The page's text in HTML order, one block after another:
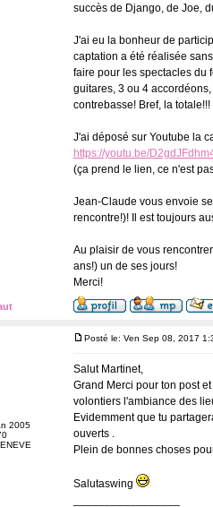
succès de Django, de Joe,
J'ai eu la bonheur de
captation a été réalisée
faire pour les spectacles du
guitares, 3 ou 4
contrebasse! Bref, la totale!!!
J'ai déposé sur Youtube la
https://youtu.be/
(ça prend le lien, ce n'est
Jean-Claude vous envoie
rencontre!)! Il est toujours
Au plaisir de vous
ans!) un de ses jours!
Merci!
2005
Posté le: Ven Sep 08, 2017
Salut Martinet,
Grand Merci pour ton post
volontiers l'ambiance des
Evidemment que tu
ouverts .
Plein de bonnes choses
Salutaswing